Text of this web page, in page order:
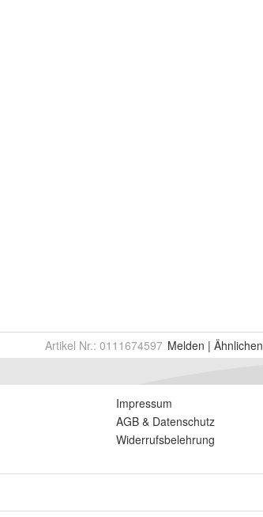
Artikel Nr.: 0111674597 Melden | Ähnlichen
Impressum
AGB & Datenschutz
Widerrufsbelehrung